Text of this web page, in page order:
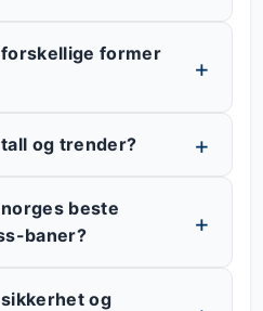
former
og trender?
beste
baner?
og